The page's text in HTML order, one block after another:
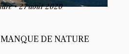
•27 août 2020
DE NATURE